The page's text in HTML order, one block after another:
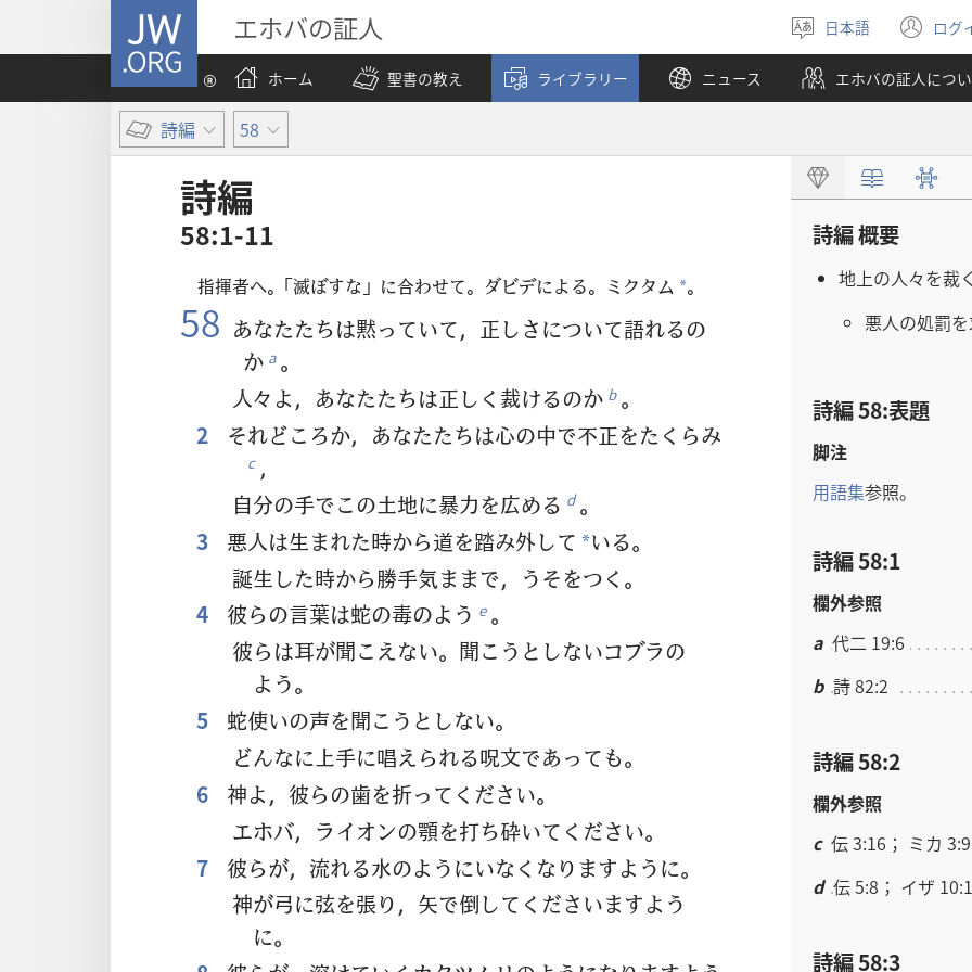
JW.ORG エホバの証人
言
語
を
選
日本語 ログ
（
し
い
タ
で
く
ホーム 聖書の教え ライブラリー ニュース エホバの証人につ
詩編 58
詩編
58:1-11
指揮者へ。「滅ぼすな」に合わせて。ダビデによる。ミクタム *。
58 あなたたちは黙っていて，正しさについて語れるの
か a 。
人々よ，あなたたちは正しく裁けるのか b 。
2
それどころか，あなたたちは心の中で不正をたくらみ
c ，
自分の手でこの土地に暴力を広める d 。
3
悪人は生まれた時から道を踏み外して *いる。
誕生した時から勝手気ままで，うそをつく。
4
彼らの言葉は蛇の毒のよう e 。
彼らは耳が聞こえない。聞こうとしないコブラの
よう。
5
蛇使いの声を聞こうとしない。
どんなに上手に唱えられる呪文であっても。
6
神よ，彼らの歯を折ってください。
エホバ，ライオンの顎を打ち砕いてください。
7
彼らが，流れる水のようにいなくなりますように。
神が弓に弦を張り，矢で倒してくださいますよう
に。
詩編 概要
地上の人々を裁
悪人の処罰
詩編 58:表題
脚注
用語集参照。
詩編 58:1
欄外参照
a 代二 19:6
b 詩 82:2
詩編 58:2
欄外参照
c 伝 3:16； ミカ 3:9
d 伝 5:8； イザ
詩編 58:3